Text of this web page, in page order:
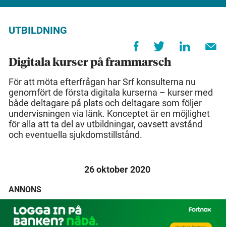
UTBILDNING
Digitala kurser på frammarsch
För att möta efterfrågan har Srf konsulterna nu
genomfört de första digitala kurserna – kurser med
både deltagare på plats och deltagare som följer
undervisningen via länk. Konceptet är en möjlighet
för alla att ta del av utbildningar, oavsett avstånd
och eventuella sjukdomstillstånd.
26 oktober 2020
ANNONS